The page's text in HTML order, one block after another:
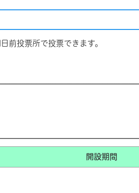
前投票所で投票できます。
開設期間